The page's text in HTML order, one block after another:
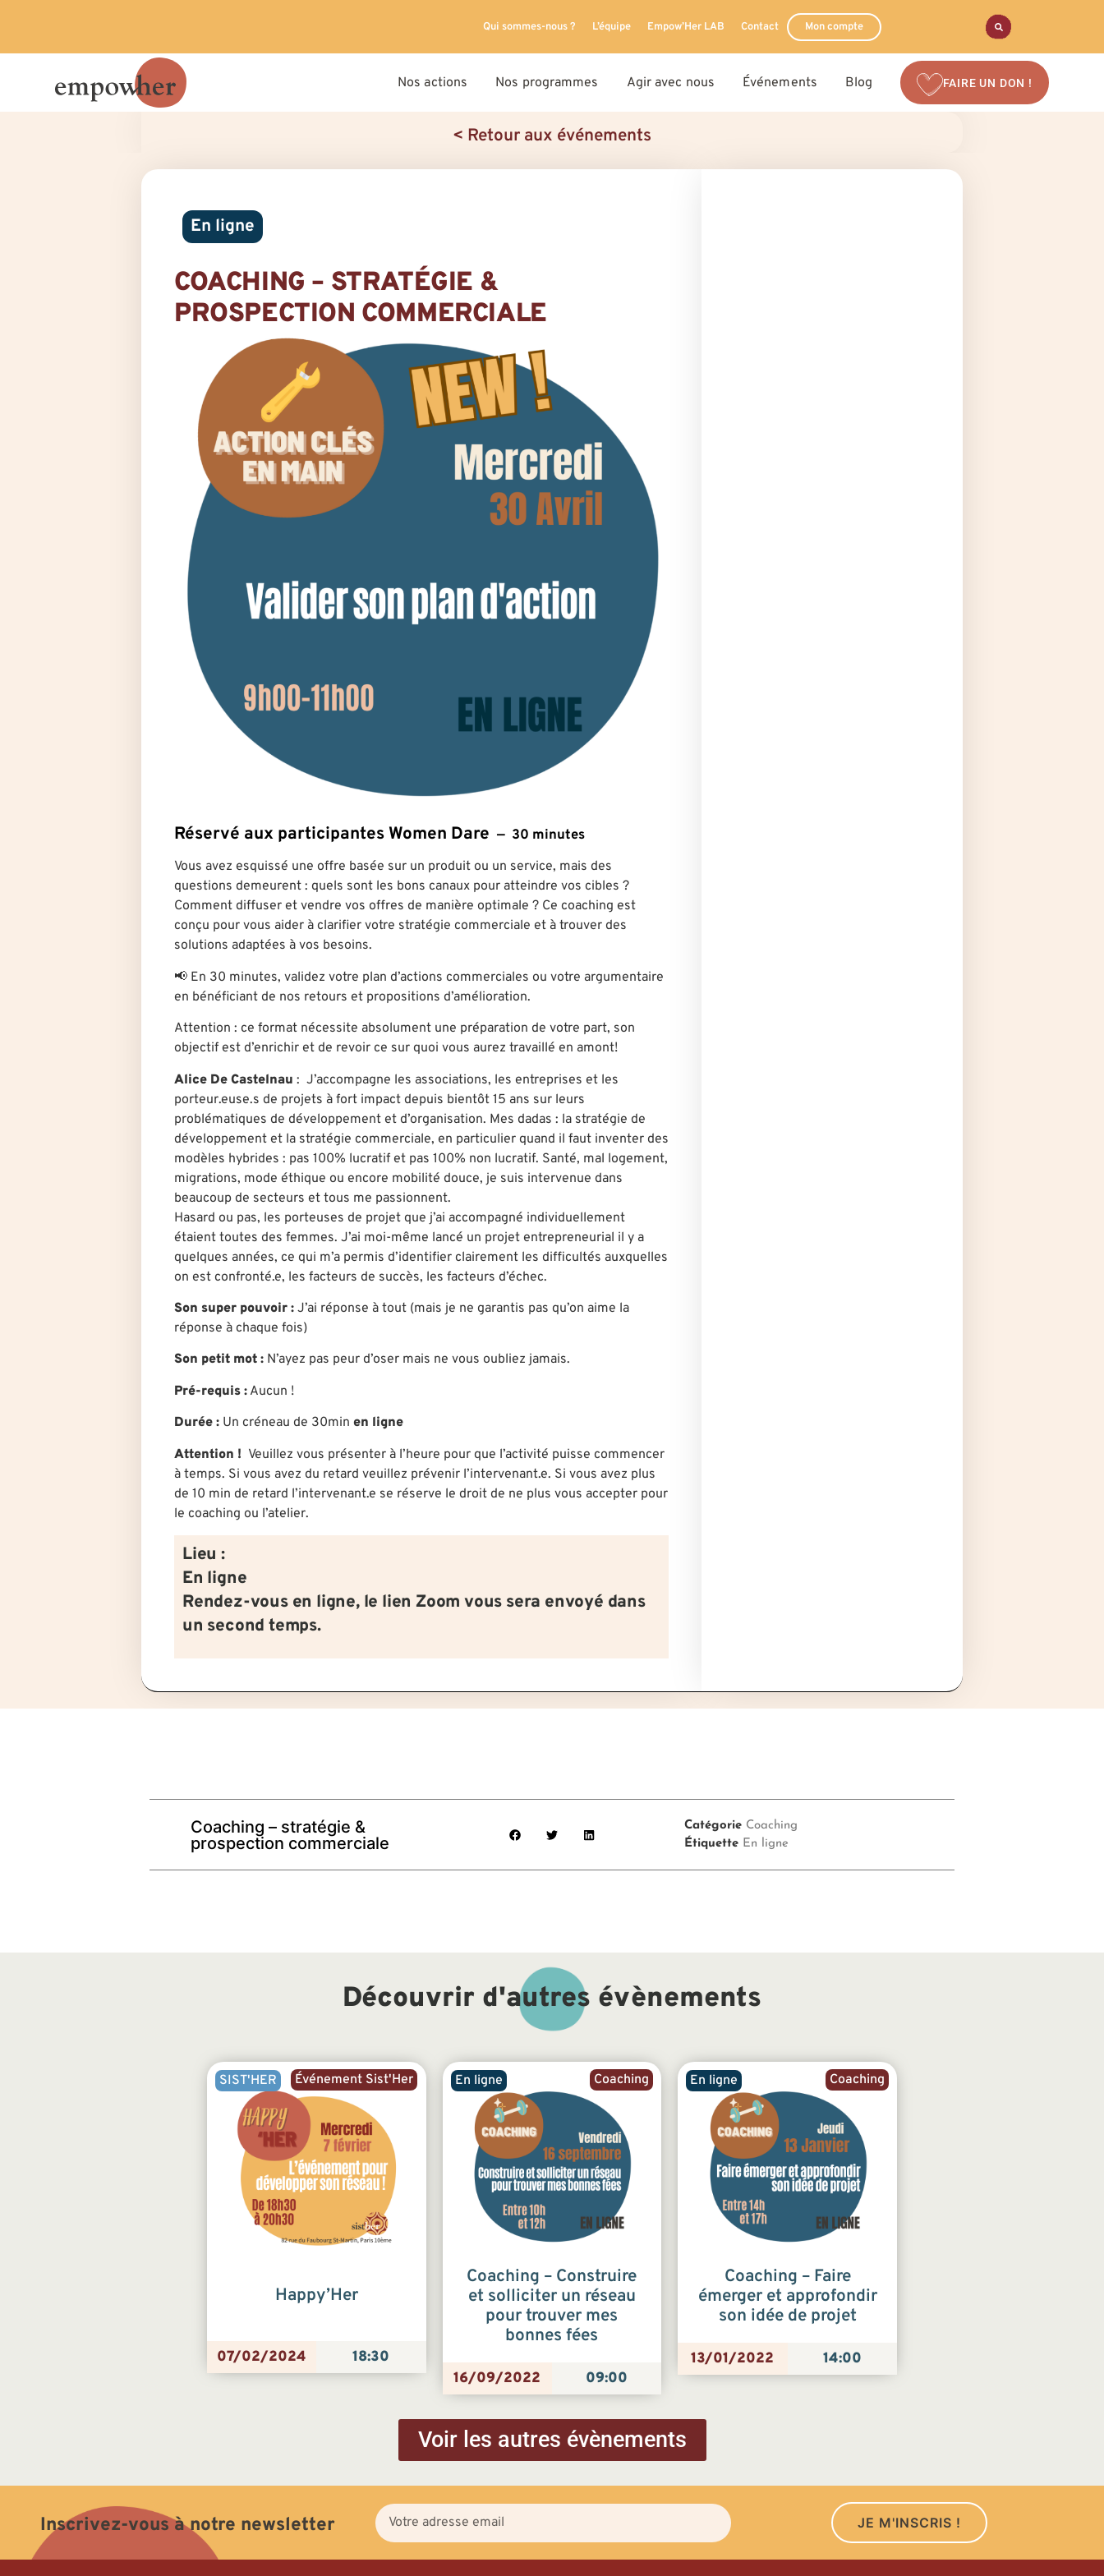
Qui sommes-nous ? L’équipe Empow’Her LAB Contact Mon compte
Nos actions Nos programmes Agir avec nous Événements Blog FAIRE UN DON !
< Retour aux événements
En ligne
COACHING – STRATÉGIE &
PROSPECTION COMMERCIALE
Réservé aux participantes Women Dare 30 minutes
Vous avez esquissé une offre basée sur un produit ou un service, mais des
questions demeurent : quels sont les bons canaux pour atteindre vos cibles ?
Comment diffuser et vendre vos offres de manière optimale ? Ce coaching est
conçu pour vous aider à clarifier votre stratégie commerciale et à trouver des
solutions adaptées à vos besoins.
📢 En 30 minutes, validez votre plan d’actions commerciales ou votre argumentaire
en bénéficiant de nos retours et propositions d’amélioration.
Attention : ce format nécessite absolument une préparation de votre part, son
objectif est d’enrichir et de revoir ce sur quoi vous aurez travaillé en amont!
Alice De Castelnau : J’accompagne les associations, les entreprises et les
porteur.euse.s de projets à fort impact depuis bientôt 15 ans sur leurs
problématiques de développement et d’organisation. Mes dadas : la stratégie de
développement et la stratégie commerciale, en particulier quand il faut inventer des
modèles hybrides : pas 100% lucratif et pas 100% non lucratif. Santé, mal logement,
migrations, mode éthique ou encore mobilité douce, je suis intervenue dans
beaucoup de secteurs et tous me passionnent.
Hasard ou pas, les porteuses de projet que j’ai accompagné individuellement
étaient toutes des femmes. J’ai moi-même lancé un projet entrepreneurial il y a
quelques années, ce qui m’a permis d’identifier clairement les difficultés auxquelles
on est confronté.e, les facteurs de succès, les facteurs d’échec.
Son super pouvoir : J’ai réponse à tout (mais je ne garantis pas qu’on aime la
réponse à chaque fois)
Son petit mot : N’ayez pas peur d’oser mais ne vous oubliez jamais.
Pré-requis : Aucun !
Durée : Un créneau de 30min en ligne
Attention ! Veuillez vous présenter à l’heure pour que l’activité puisse commencer
à temps. Si vous avez du retard veuillez prévenir l’intervenant.e. Si vous avez plus
de 10 min de retard l’intervenant.e se réserve le droit de ne plus vous accepter pour
le coaching ou l’atelier.
Lieu :
En ligne
Rendez-vous en ligne, le lien Zoom vous sera envoyé dans
un second temps.
Coaching – stratégie &
prospection commerciale
Catégorie Coaching
Étiquette En ligne
Découvrir d'autres évènements
Événement Sist'Her
SIST'HER
Happy’Her
07/02/2024 18:30
Coaching
En ligne
Coaching – Construire
et solliciter un réseau
pour trouver mes
bonnes fées
16/09/2022 09:00
Coaching
En ligne
Coaching – Faire
émerger et approfondir
son idée de projet
13/01/2022 14:00
Voir les autres évènements
Inscrivez-vous à notre newsletter JE M'INSCRIS !